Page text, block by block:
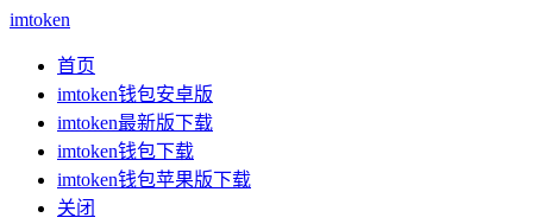
imtoken
首页
imtoken钱包安卓版
imtoken最新版下载
imtoken钱包下载
imtoken钱包苹果版下载
关闭